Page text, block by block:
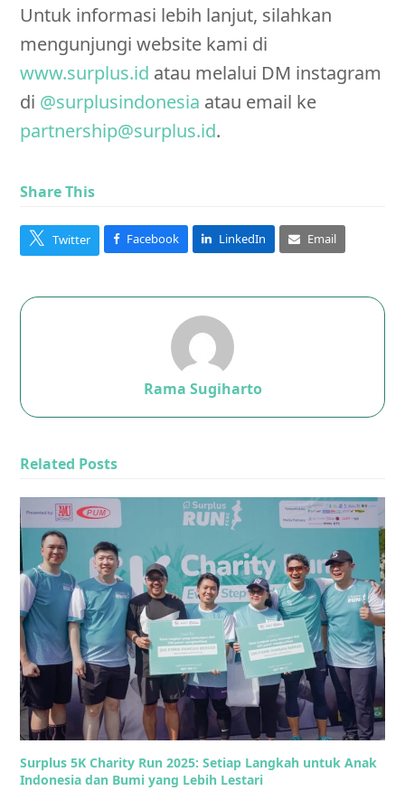
Untuk informasi lebih lanjut, silahkan
mengunjungi website kami di
www.surplus.id atau melalui DM instagram
di @surplusindonesia atau email ke
partnership@surplus.id.
Share This
Twitter Facebook LinkedIn Email
Rama Sugiharto
Related Posts
Surplus 5K Charity Run 2025: Setiap Langkah untuk Anak
Indonesia dan Bumi yang Lebih Lestari